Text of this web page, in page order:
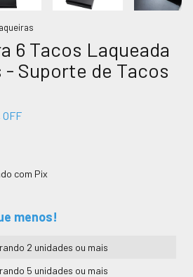
6 Tacos Laqueada
- Suporte de Tacos
OFF
com Pix
menos!
2 unidades ou mais
5 unidades ou mais